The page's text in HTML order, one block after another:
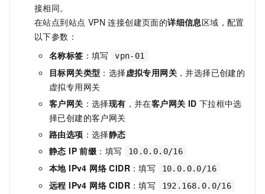
接相同。
在站点到站点 VPN 连接创建页面的详细信息区域，配置
以下参数：
名称标签 ：填写 vpn-01
目标网关类型 ：选择虚拟专用网关 ，并选择已创建的
虚拟专用网关
客户网关 ：选择现有 ，并在客户网关 ID 下拉框中选
择已创建的客户网关
路由选项 ：选择静态
静态 IP 前缀 ：填写 10.0.0.0/16
本地 IPv4 网络 CIDR ：填写 10.0.0.0/16
远程 IPv4 网络 CIDR ：填写 192.168.0.0/16